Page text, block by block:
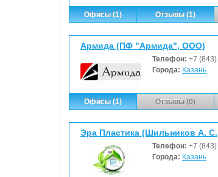
Офисы (1) Отзывы (1)
Армида (ПФ "Армида", ООО)
Телефон: +7 (843)
Города: Казань
Офисы (1) Отзывы (0)
Эра Пластика (Шильников А.
Телефон: +7 (843)
Города: Казань